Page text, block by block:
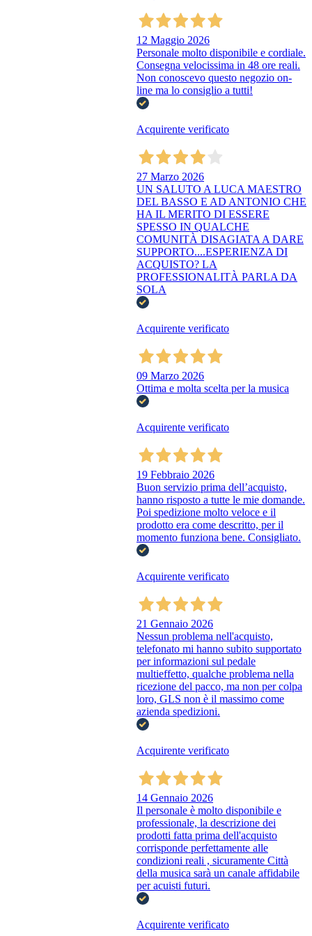
12 Maggio 2026
Personale molto disponibile e cordiale.
Consegna velocissima in 48 ore reali.
Non conoscevo questo negozio on-
line ma lo consiglio a tutti!
Acquirente verificato
27 Marzo 2026
UN SALUTO A LUCA MAESTRO
DEL BASSO E AD ANTONIO CHE
HA IL MERITO DI ESSERE
SPESSO IN QUALCHE
COMUNITÀ DISAGIATA A DARE
SUPPORTO....ESPERIENZA DI
ACQUISTO? LA
PROFESSIONALITÀ PARLA DA
SOLA
Acquirente verificato
09 Marzo 2026
Ottima e molta scelta per la musica
Acquirente verificato
19 Febbraio 2026
Buon servizio prima dell’acquisto,
hanno risposto a tutte le mie domande.
Poi spedizione molto veloce e il
prodotto era come descritto, per il
momento funziona bene. Consigliato.
Acquirente verificato
21 Gennaio 2026
Nessun problema nell'acquisto,
telefonato mi hanno subito supportato
per informazioni sul pedale
multieffetto, qualche problema nella
ricezione del pacco, ma non per colpa
loro, GLS non è il massimo come
azienda spedizioni.
Acquirente verificato
14 Gennaio 2026
Il personale è molto disponibile e
professionale, la descrizione dei
prodotti fatta prima dell'acquisto
corrisponde perfettamente alle
condizioni reali , sicuramente Città
della musica sarà un canale affidabile
per acuisti futuri.
Acquirente verificato